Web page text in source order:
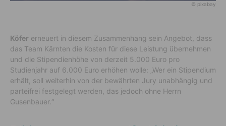
© pixabay
Köfer erneuert in diesem Zusammenhang sein Angebot, dass
das Team Kärnten die Kosten für diese Leistung übernehmen
und die Stipendienhöhe von derzeit 5.000 Euro pro
Studienjahr auf 6.000 Euro erhöhen wolle: „Wer ein Stipendium
erhält, soll weiterhin von der bewährten Jury unabhängig und
parteifrei festgelegt werden, das jedoch ohne Herrn
Gusenbauer.“